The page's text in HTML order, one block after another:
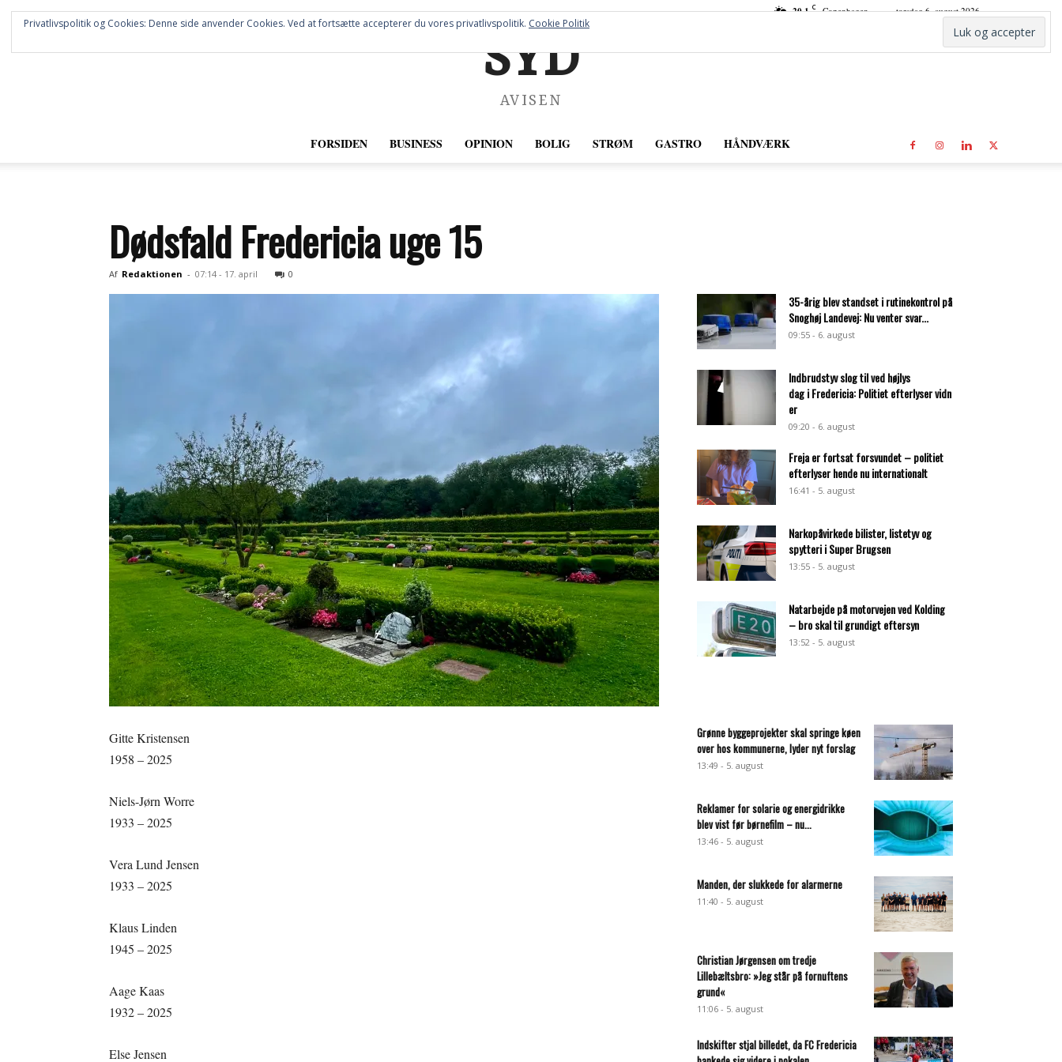
20.1 C Copenhagen torsdag 6. august 2026
SYD
AVISEN
FORSIDEN BUSINESS OPINION BOLIG STRØM GASTRO HÅNDVÆRK
Dødsfald Fredericia uge 15
Af Redaktionen - 07:14 - 17. april 0
Gitte Kristensen
1958 – 2025
Niels-Jørn Worre
1933 – 2025
Vera Lund Jensen
1933 – 2025
Klaus Linden
1945 – 2025
Aage Kaas
1932 – 2025
Else Jensen
35-årig blev standset i rutinekontrol på
Snoghøj Landevej: Nu venter svar...
09:55 - 6. august
Indbrudstyv slog til ved højlys
dag i Fredericia: Politiet efterlyser vidn
er
09:20 - 6. august
Freja er fortsat forsvundet – politiet
efterlyser hende nu internationalt
16:41 - 5. august
Narkopåvirkede bilister, listetyv og
spytteri i Super Brugsen
13:55 - 5. august
Natarbejde på motorvejen ved Kolding
– bro skal til grundigt eftersyn
13:52 - 5. august
Grønne byggeprojekter skal springe køen
over hos kommunerne, lyder nyt forslag
13:49 - 5. august
Reklamer for solarie og energidrikke
blev vist før børnefilm – nu...
13:46 - 5. august
Manden, der slukkede for alarmerne
11:40 - 5. august
Christian Jørgensen om tredje
Lillebæltsbro: »Jeg står på fornuftens
grund«
11:06 - 5. august
Indskifter stjal billedet, da FC Fredericia
Privatlivspolitik og Cookies: Denne side anvender Cookies. Ved at fortsætte accepterer du vores privatlivspolitik. Cookie Politik